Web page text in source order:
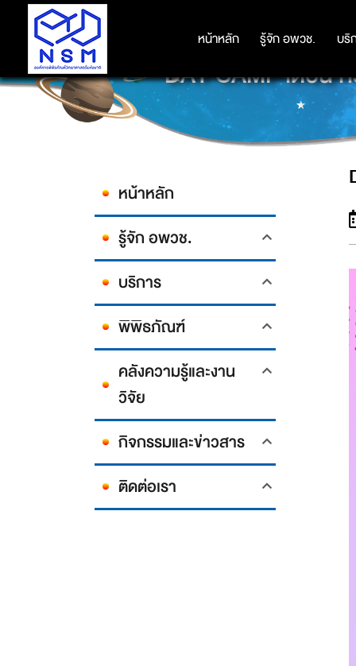
หน้าหลัก รู้จัก อพวช. บริ
หน้าหลัก รู้จัก อพวช. บริ
DAY CAMP เดือน
หน้าหลัก
รู้จัก อพวช.
บริการ
พิพิธภัณฑ์
คลังความรู้และงาน
วิจัย
กิจกรรมและข่าวสาร
ติดต่อเรา